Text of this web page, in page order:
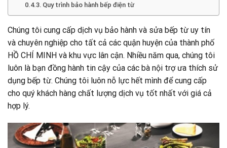
Quy trình bảo hành bếp điện từ
Chúng tôi cung cấp dịch vụ bảo hành và sửa bếp từ uy tín
và chuyên nghiệp cho tất cả các quận huyện của thành phố
HỒ CHÍ MINH và khu vực lân cận. Nhiều năm qua, chúng tôi
luôn là bạn đồng hành tin cậy của các bà nội trợ ưa thích sử
dụng bếp từ. Chúng tôi luôn nỗ lực hết mình để cung cấp
cho quý khách hàng chất lượng dịch vụ tốt nhất với giá cả
hợp lý.